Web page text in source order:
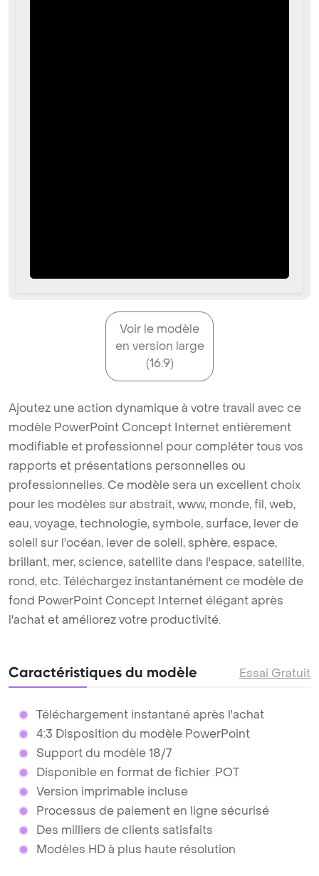
Voir le modèle
en version large
(16:9)
Ajoutez une action dynamique à votre travail avec ce
modèle PowerPoint Concept Internet entièrement
modifiable et professionnel pour compléter tous vos
rapports et présentations personnelles ou
professionnelles. Ce modèle sera un excellent choix
pour les modèles sur abstrait, www, monde, fil, web,
eau, voyage, technologie, symbole, surface, lever de
soleil sur l'océan, lever de soleil, sphère, espace,
brillant, mer, science, satellite dans l'espace, satellite,
rond, etc. Téléchargez instantanément ce modèle de
fond PowerPoint Concept Internet élégant après
l'achat et améliorez votre productivité.
Caractéristiques du modèle Essai Gratuit
Téléchargement instantané après l'achat
4:3 Disposition du modèle PowerPoint
Support du modèle 18/7
Disponible en format de fichier .POT
Version imprimable incluse
Processus de paiement en ligne sécurisé
Des milliers de clients satisfaits
Modèles HD à plus haute résolution